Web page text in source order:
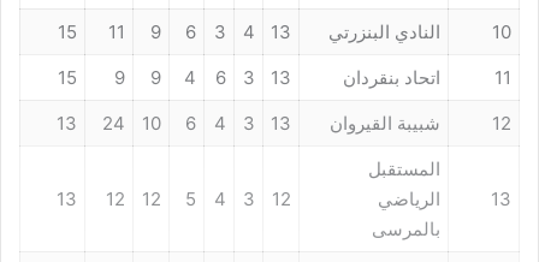
10 النادي البنزرتي 13
4
3
6
9
11
15
11
اتحاد بنقردان 13
3
6
4
9
9
15
12
شبيبة القيروان 13
3
4
6
10
24
13
13
المستقبل
الرياضي
بالمرسى
12
3
4
5
12
12
13